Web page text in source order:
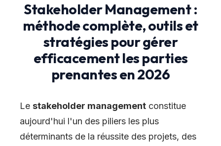
Stakeholder Management :
méthode complète, outils et
stratégies pour gérer
efficacement les parties
prenantes en 2026
Le stakeholder management constitue
aujourd'hui l'un des piliers les plus
déterminants de la réussite des projets, des